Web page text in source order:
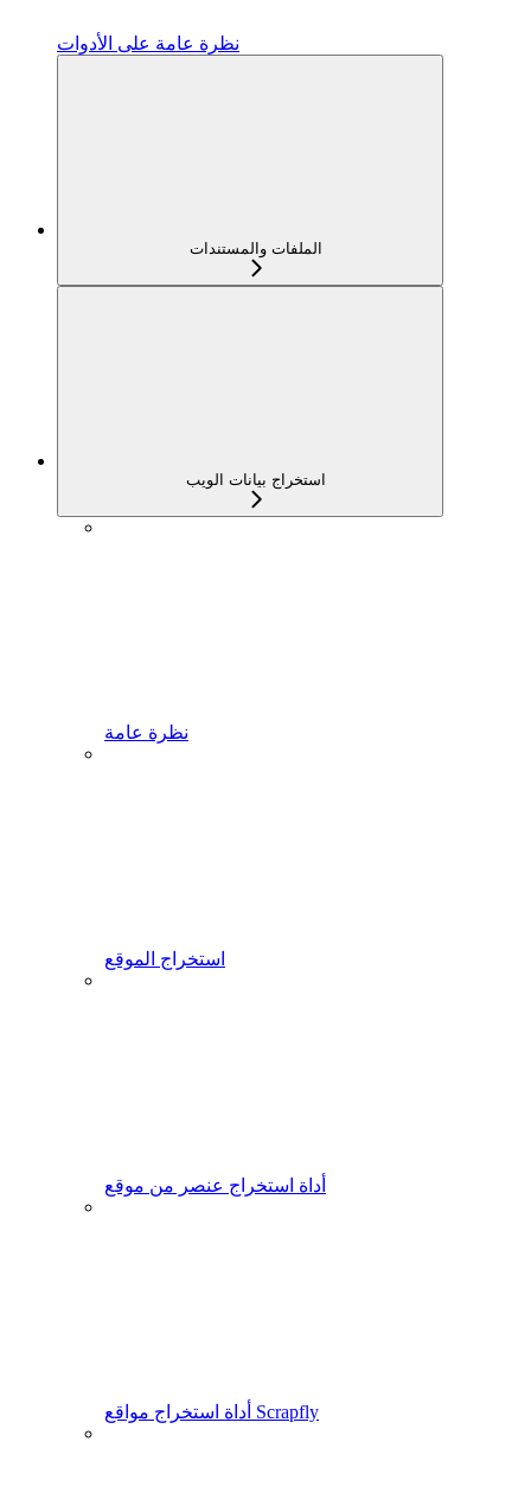
نظرة عامة على الأدوات
الملفات والمستندات
استخراج بيانات الويب
نظرة عامة
استخراج الموقع
أداة استخراج عنصر من موقع
أداة استخراج مواقع Scrapfly